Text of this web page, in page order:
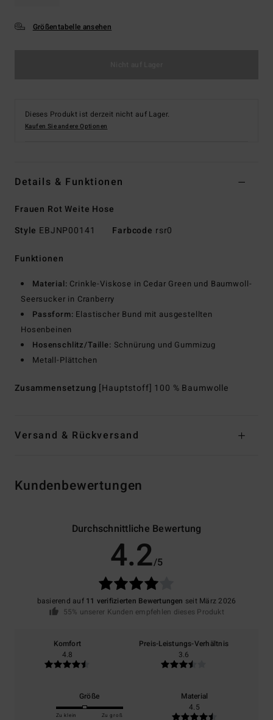
Größentabelle ansehen
Dieses Produkt ist derzeit nicht auf Lager.
Kaufen Sie andere Optionen
Details & Funktionen
Frauen Rot Weite Hose
Style EBJNP00141 Farbcode rsr0
Funktionen
Material: Crinkle-Viskose in Cedar Green und Baumwoll-
Seersucker in Cranberry
Passform: Elastischer Bund mit ausgestellten
Hosenbeinen
Hosenschlitz/Taille: Schnürung und Gummizug
Metall-Plättchen
Zusammensetzung [Hauptstoff] 100 % Baumwolle
Versand & Rückversand
Kundenbewertungen
Durchschnittliche Bewertung
4.2/5
basierend auf 11 verifizierten Bewertungen seit März 2026
55% unserer Kunden empfehlen dieses Produkt
Komfort
4.8
Preis-Leistungs-Verhältnis
3.6
Größe
Zu klein Zu groß
Material
4.5